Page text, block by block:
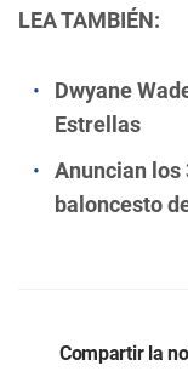
LEA TAMBIÉN:
Dwyane
Estrellas
Anuncian los
baloncesto
Compartir la